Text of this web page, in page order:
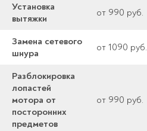
Установка
вытяжки
от 990 руб.
Замена сетевого
шнура
от 1090 руб.
Разблокировка
лопастей
мотора от
посторонних
предметов
от 990 руб.